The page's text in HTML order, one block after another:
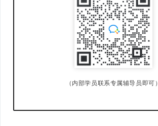
（内部学员联系专属辅导员即可）